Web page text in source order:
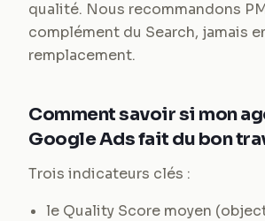
qualité. Nous recommandons
complément du Search, jamais
remplacement.
Comment savoir si mon
Google Ads fait du bon
Trois indicateurs clés :
le Quality Score moyen